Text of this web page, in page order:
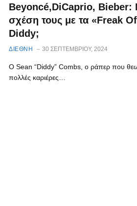
Beyoncé,DiCaprio, Bieber:
σχέση τους με τα «Freak
Diddy;
ΔΙΕΘΝΗ 30 ΣΕΠΤΕΜΒΡΊΟΥ, 2024
Ο Sean “Diddy” Combs, o ράπερ που
πολλές καριέρες…